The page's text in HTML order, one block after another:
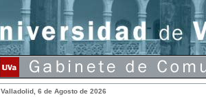
Valladolid, 6 de Agosto de 2026